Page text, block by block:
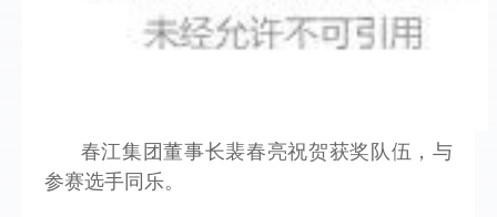
春江集团董事长裴春亮祝贺获奖队伍，与
参赛选手同乐。